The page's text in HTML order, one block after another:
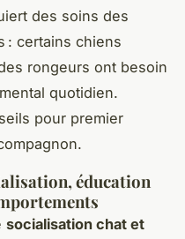
des soins des
: certains chiens
rongeurs ont besoin
quotidien.
pour premier
éducation
socialisation chat et